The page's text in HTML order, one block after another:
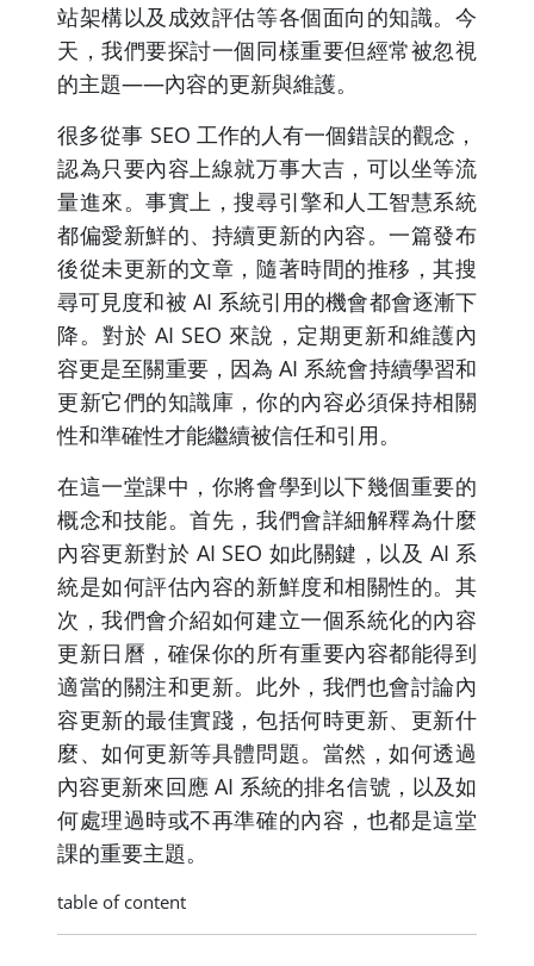
站架構以及成效評估等各個面向的知識。今
天，我們要探討一個同樣重要但經常被忽視
的主題——內容的更新與維護。
很多從事 SEO 工作的人有一個錯誤的觀念，
認為只要內容上線就万事大吉，可以坐等流
量進來。事實上，搜尋引擎和人工智慧系統
都偏愛新鮮的、持續更新的內容。一篇發布
後從未更新的文章，隨著時間的推移，其搜
尋可見度和被 AI 系統引用的機會都會逐漸下
降。對於 AI SEO 來說，定期更新和維護內
容更是至關重要，因為 AI 系統會持續學習和
更新它們的知識庫，你的內容必須保持相關
性和準確性才能繼續被信任和引用。
在這一堂課中，你將會學到以下幾個重要的
概念和技能。首先，我們會詳細解釋為什麼
內容更新對於 AI SEO 如此關鍵，以及 AI 系
統是如何評估內容的新鮮度和相關性的。其
次，我們會介紹如何建立一個系統化的內容
更新日曆，確保你的所有重要內容都能得到
適當的關注和更新。此外，我們也會討論內
容更新的最佳實踐，包括何時更新、更新什
麼、如何更新等具體問題。當然，如何透過
內容更新來回應 AI 系統的排名信號，以及如
何處理過時或不再準確的內容，也都是這堂
課的重要主題。
table of content